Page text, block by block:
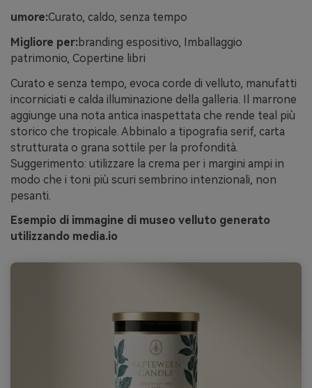
umore:Curato, caldo, senza tempo
Migliore per:branding espositivo, Imballaggio
patrimonio, Copertine libri
Curato e senza tempo, evoca corde di velluto, manufatti
incorniciati e calda illuminazione della galleria. Il marrone
aggiunge una nota antica inaspettata che rende teal più
storico che tropicale. Abbinalo a tipografia serif, carta
strutturata o grana sottile per la profondità.
Suggerimento: utilizzare la crema per i margini ampi in
modo che i toni più scuri sembrino intenzionali, non
pesanti.
Esempio di immagine di museo velluto generato
utilizzando media.io